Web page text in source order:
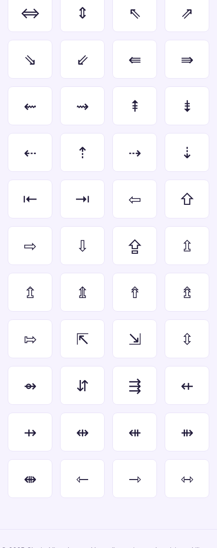
⇔ ⇕ ⇖ ⇗
⇘ ⇙ ⇚ ⇛
⇜ ⇝ ⇞ ⇟
⇠ ⇡ ⇢ ⇣
⇤ ⇥ ⇦ ⇧
⇨ ⇩ ⇪ ⇫
⇬ ⇭ ⇮ ⇯
⇰ ⇱ ⇲ ⇳
⇴ ⇵ ⇶ ⇷
⇸ ⇹ ⇺ ⇻
⇼ ⇽ ⇾ ⇿